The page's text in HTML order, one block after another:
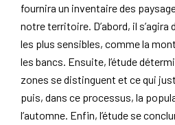
fournira un inventaire des
notre territoire. D’abord, il s’agira
les plus sensibles, comme la
les bancs. Ensuite, l’étude
zones se distinguent et ce qui
puis, dans ce processus, la
l’automne. Enfin, l’étude se